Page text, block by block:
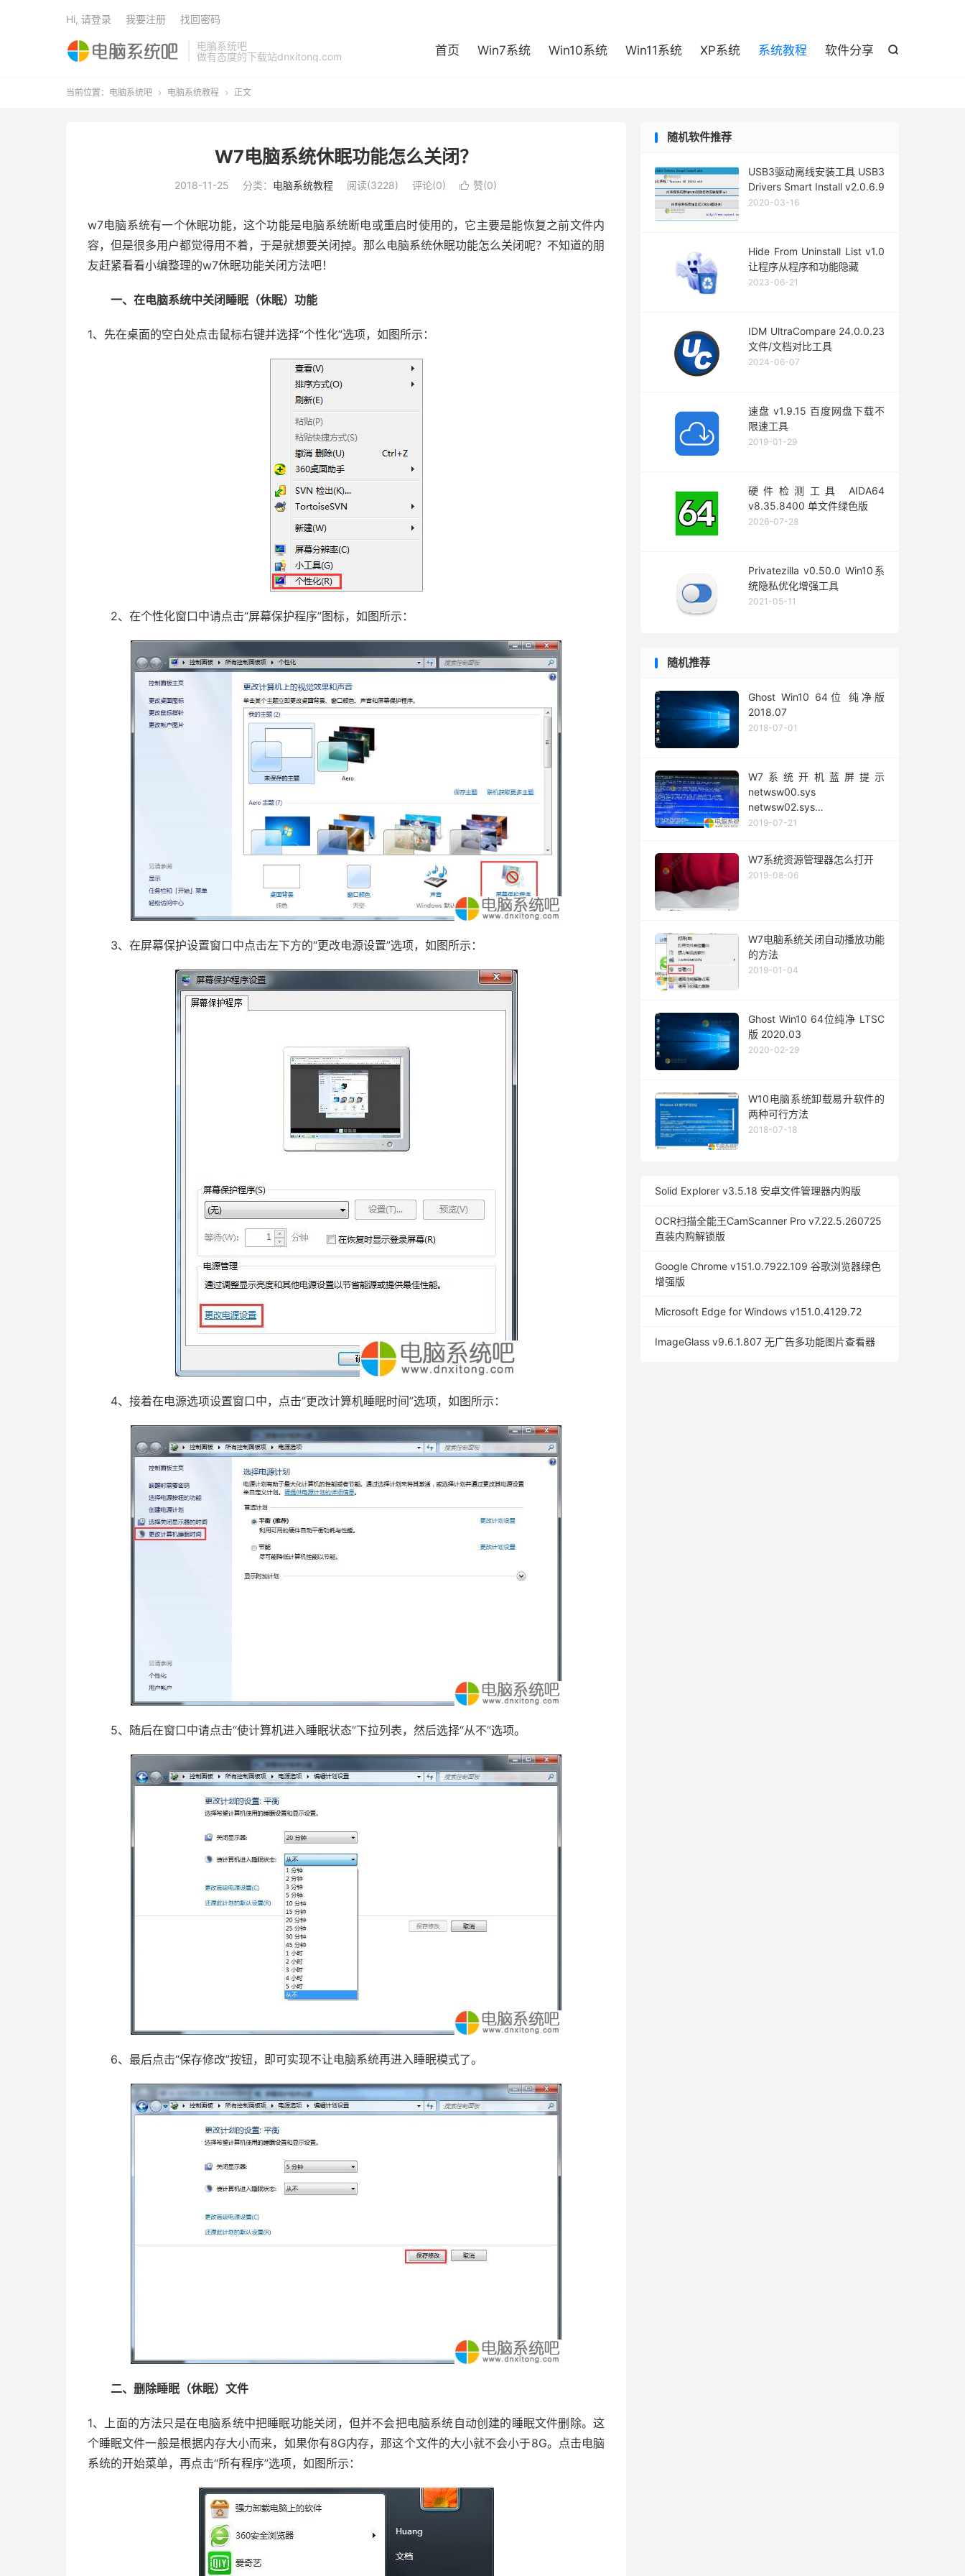
电脑系统吧
做有态度的下载站dnxitong.com

首页 Win7系统 Win10系统 Win11系统 XP系统 系统教程 软件分享
Hi, 请登录 我要注册 找回密码
当前位置： 电脑系统吧  电脑系统教程  正文
W7电脑系统休眠功能怎么关闭？
2018-11-25 分类： 电脑系统教程 阅读(3228) 评论(0)  赞(0)
w7电脑系统有一个休眠功能，这个功能是电脑系统断电或重启时使用的，它主要是能恢复之前文件内
容，但是很多用户都觉得用不着，于是就想要关闭掉。那么电脑系统休眠功能怎么关闭呢？不知道的朋
友赶紧看看小编整理的w7休眠功能关闭方法吧！
一、在电脑系统中关闭睡眠（休眠）功能
1、先在桌面的空白处点击鼠标右键并选择“个性化”选项，如图所示：
2、在个性化窗口中请点击“屏幕保护程序”图标，如图所示：
3、在屏幕保护设置窗口中点击左下方的“更改电源设置”选项，如图所示：
4、接着在电源选项设置窗口中，点击“更改计算机睡眠时间”选项，如图所示：
5、随后在窗口中请点击“使计算机进入睡眠状态”下拉列表，然后选择“从不”选项。
6、最后点击“保存修改”按钮，即可实现不让电脑系统再进入睡眠模式了。
二、删除睡眠（休眠）文件
1、上面的方法只是在电脑系统中把睡眠功能关闭，但并不会把电脑系统自动创建的睡眠文件删除。这
个睡眠文件一般是根据内存大小而来，如果你有8G内存，那这个文件的大小就不会小于8G。点击电脑
系统的开始菜单，再点击“所有程序”选项，如图所示：
随机软件推荐
USB3驱动离线安装工具 USB3
Drivers Smart Install v2.0.6.9
2020-03-16
Hide From Uninstall List v1.0
让程序从程序和功能隐藏
2023-06-21
IDM UltraCompare 24.0.0.23
文件/文档对比工具
2024-06-07
速盘 v1.9.15 百度网盘下载不
限速工具
2019-01-29
硬件检测工具 AIDA64
v8.35.8400 单文件绿色版
2026-07-28
Privatezilla v0.50.0 Win10系
统隐私优化增强工具
2021-05-11
随机推荐
Ghost Win10 64位 纯净版
2018.07
2018-07-01
W7系统开机蓝屏提示
netwsw00.sys
netwsw02.sys
netwsw04.sys怎么办
2019-07-21
W7系统资源管理器怎么打开
2019-08-06
W7电脑系统关闭自动播放功能
的方法
2019-01-04
Ghost Win10 64位纯净 LTSC
版 2020.03
2020-02-29
W10电脑系统卸载易升软件的
两种可行方法
2018-07-18
Solid Explorer v3.5.18 安卓文件管理器内购版
OCR扫描全能王CamScanner Pro v7.22.5.260725
直装内购解锁版
Google Chrome v151.0.7922.109 谷歌浏览器绿色
增强版
Microsoft Edge for Windows v151.0.4129.72
ImageGlass v9.6.1.807 无广告多功能图片查看器